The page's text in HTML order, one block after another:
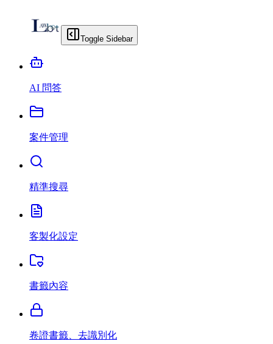
Toggle Sidebar
AI 問答
案件管理
精準搜尋
客製化設定
書籤內容
卷證書籤、去識別化